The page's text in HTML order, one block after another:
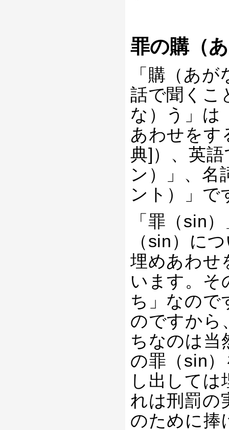
罪の購（
「購（あ
話で聞くこ
な）う」は
あわせをす
典]）、英
ン）」、名
ント）」で
「罪（sin
（sin）に
埋めあわせ
います。そ
ち」なので
のですから
ちなのは当
の罪（sin
し出して
れは刑罰の
のために捧